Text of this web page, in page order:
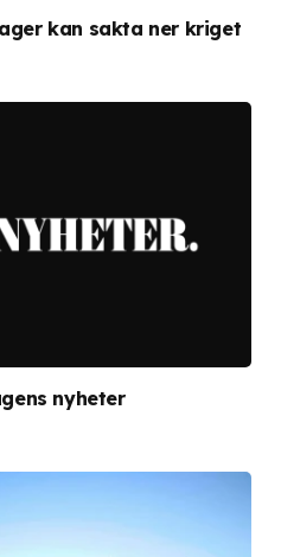
kan sakta ner kriget
nyheter